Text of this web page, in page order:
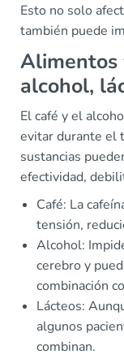
Esto no solo
también puede
Alimentos
alcohol,
El café y el
evitar durante el
sustancias
efectividad,
Café: La
tensión,
Alcohol:
cerebro y
combinación
Lácteos:
algunos
combinan.